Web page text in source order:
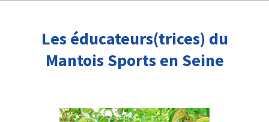
Les éducateurs(trices) du
Mantois Sports en Seine